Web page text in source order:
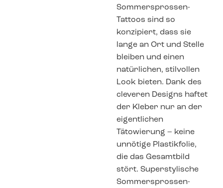
Sommersprossen-
Tattoos sind so
konzipiert, dass sie
lange an Ort und Stelle
bleiben und einen
natürlichen, stilvollen
Look bieten. Dank des
cleveren Designs haftet
der Kleber nur an der
eigentlichen
Tätowierung – keine
unnötige Plastikfolie,
die das Gesamtbild
stört. Superstylische
Sommersprossen-